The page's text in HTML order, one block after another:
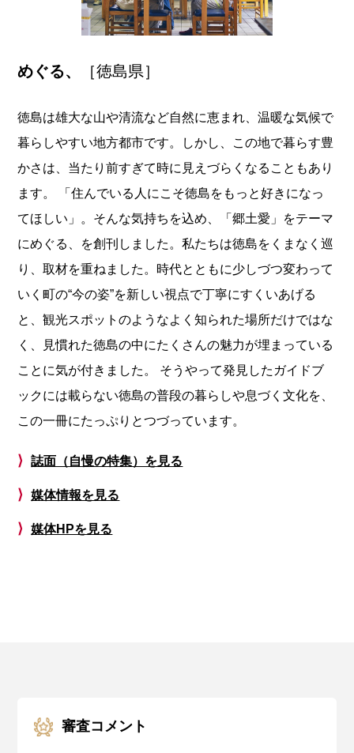
めぐる、 ［徳島県］
徳島は雄大な山や清流など自然に恵まれ、温暖な気候で
暮らしやすい地方都市です。しかし、この地で暮らす豊
かさは、当たり前すぎて時に見えづらくなることもあり
ます。 「住んでいる人にこそ徳島をもっと好きになっ
てほしい」。そんな気持ちを込め、「郷土愛」をテーマ
にめぐる、を創刊しました。私たちは徳島をくまなく巡
り、取材を重ねました。時代とともに少しづつ変わって
いく町の“今の姿”を新しい視点で丁寧にすくいあげる
と、観光スポットのようなよく知られた場所だけではな
く、見慣れた徳島の中にたくさんの魅力が埋まっている
ことに気が付きました。 そうやって発見したガイドブ
ックには載らない徳島の普段の暮らしや息づく文化を、
この一冊にたっぷりとつづっています。
⟩ 誌面（自慢の特集）を見る
⟩ 媒体情報を見る
⟩ 媒体HPを見る
審査コメント